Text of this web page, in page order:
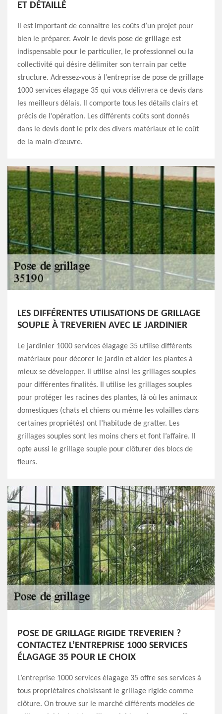
ET DÉTAILLÉ
Il est important de connaitre les coûts d’un projet pour
bien le préparer. Avoir le devis pose de grillage est
indispensable pour le particulier, le professionnel ou la
collectivité qui désire délimiter son terrain par cette
structure. Adressez-vous à l’entreprise de pose de grillage
1000 services élagage 35 qui vous délivrera ce devis dans
les meilleurs délais. Il comporte tous les détails clairs et
précis de l’opération. Les différents coûts sont donnés
dans le devis dont le prix des divers matériaux et le coût
de la main-d’œuvre.
LES DIFFÉRENTES UTILISATIONS DE GRILLAGE
SOUPLE À TREVERIEN AVEC LE JARDINIER
Le jardinier 1000 services élagage 35 utilise différents
matériaux pour décorer le jardin et aider les plantes à
mieux se développer. Il utilise ainsi les grillages souples
pour différentes finalités. Il utilise les grillages souples
pour protéger les racines des plantes, là où les animaux
domestiques (chats et chiens ou même les volailles dans
certaines propriétés) ont l’habitude de gratter. Les
grillages souples sont les moins chers et font l’affaire. Il
opte aussi le grillage souple pour clôturer des blocs de
fleurs.
POSE DE GRILLAGE RIGIDE TREVERIEN ?
CONTACTEZ L’ENTREPRISE 1000 SERVICES
ÉLAGAGE 35 POUR LE CHOIX
L’entreprise 1000 services élagage 35 offre ses services à
tous propriétaires choisissant le grillage rigide comme
clôture. On trouve sur le marché différents modèles de